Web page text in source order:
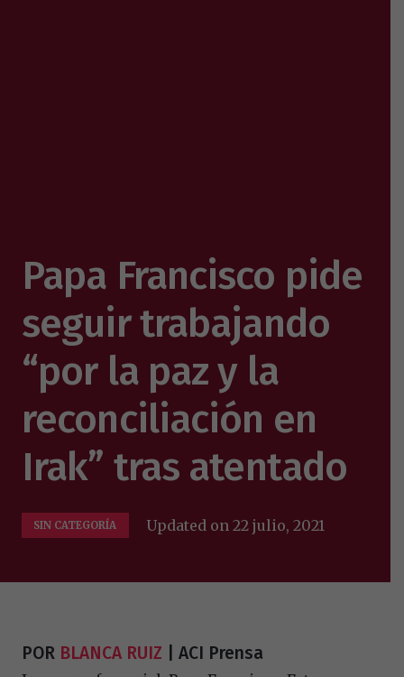
Papa Francisco pide
seguir trabajando
“por la paz y la
reconciliación en
Irak” tras atentado
SIN CATEGORÍA Updated on22 julio, 2021
POR BLANCA RUIZ | ACI Prensa